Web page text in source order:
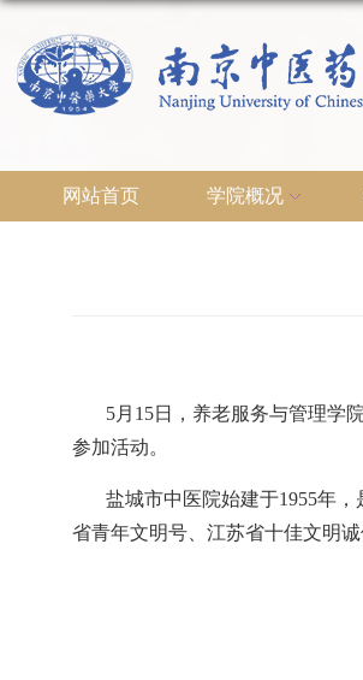
网站首页 学院概况
5月 15日，养老服务与管理学
参加活动。
盐城市中医院始建于1955年，
省青年文明号、江苏省十佳文明